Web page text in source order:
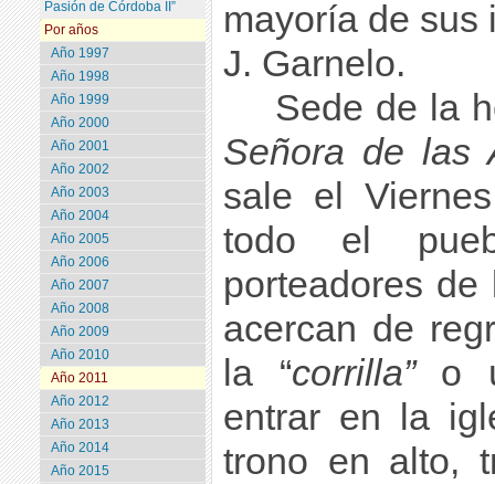
mayoría de sus
J. Garnelo.
Sede de la
Señora de las
sale el
todo el
porteadores
acercan de
la “corrilla”o
entrar en la
trono en alto,
Pasión de Córdoba II”
Por años
Año 1997
Año 1998
Año 1999
Año 2000
Año 2001
Año 2002
Año 2003
Año 2004
Año 2005
Año 2006
Año 2007
Año 2008
Año 2009
Año 2010
Año 2011
Año 2012
Año 2013
Año 2014
Año 2015